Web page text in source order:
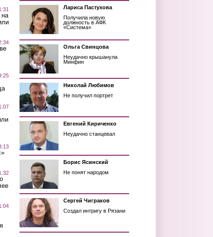
Лариса Пастухова
Получила новую
должность в АФК
«Система»
Ольга Свинцова
Неудачно крышанула
Минфин
Николай Любимов
Не получил портрет
Евгений Кириченко
Неудачно станцевал
Борис Ясинский
Не понят народом
Сергей Чиграков
Создал интригу в Рязани